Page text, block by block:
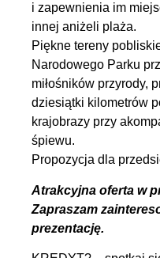
i zapewnienia im
innej aniżeli plaża.
Piękne tereny
Narodowego Parku
miłośników przyrody,
dziesiątki kilometrów
krajobrazy przy
śpiewu.
Propozycja dla
Atrakcyjna oferta w
Zapraszam
prezentację.